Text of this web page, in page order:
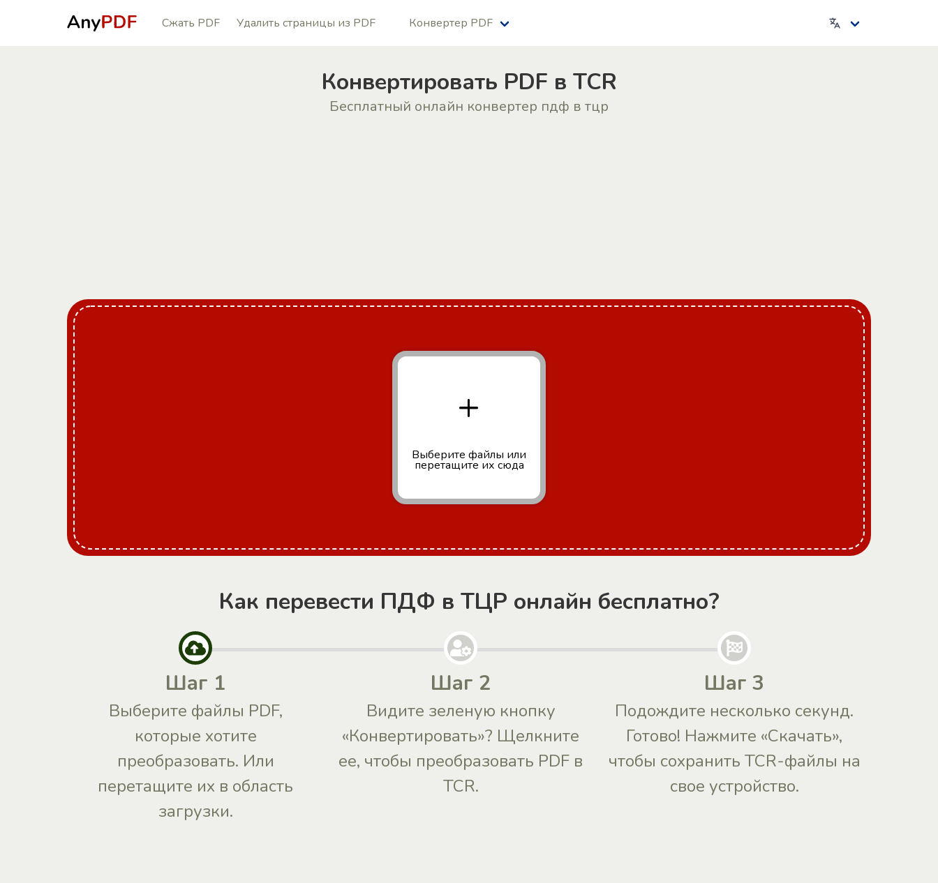
Сжать PDF Удалить страницы из PDF Конвертер PDF
Конвертировать PDF в TCR
Бесплатный онлайн конвертер пдф в тцр
+
Выберите файлы или
перетащите их сюда
Как перевести ПДФ в ТЦР онлайн бесплатно?
Шаг 1
Выберите файлы PDF,
которые хотите
преобразовать. Или
перетащите их в область
загрузки.
Шаг 2
Видите зеленую кнопку
«Конвертировать»? Щелкните
ее, чтобы преобразовать PDF в
TCR.
Шаг 3
Подождите несколько секунд.
Готово! Нажмите «Скачать»,
чтобы сохранить TCR-файлы на
свое устройство.